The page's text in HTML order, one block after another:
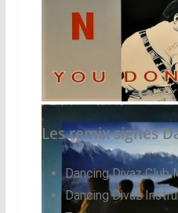
Maxi 45 Tours France
Les remix signés
Dancing Divaz Club
Dancing Divaz